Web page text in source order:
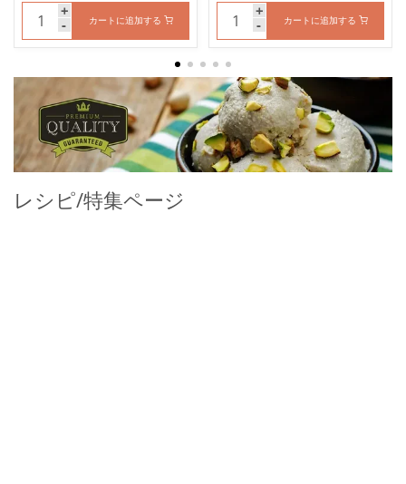
+
-
カートに追加する
-
カートに追加する
+
-
カートに追加する
-
カートに追加する
レシピ/特集ページ